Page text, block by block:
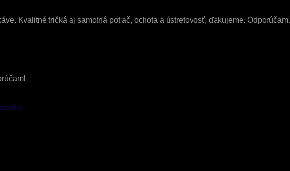
Kvalitné tričká aj samotná potlač, ochota a ústretovosť, ďakujeme. Odporúčam.